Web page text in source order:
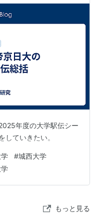
spirit/index.html
多く招聘した事実に
年度の大学駅伝シー
していきたい。
#城西大学
もっと見る